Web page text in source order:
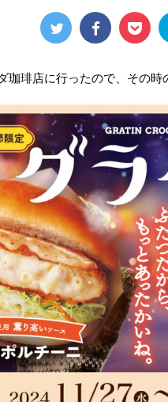
珈琲店に行ったので、その時